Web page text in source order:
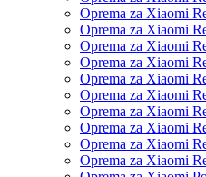
Oprema za Xiaomi
Oprema za Xiaomi
Oprema za Xiaomi
Oprema za Xiaomi
Oprema za Xiaomi
Oprema za Xiaomi
Oprema za Xiaomi
Oprema za Xiaomi
Oprema za Xiaomi
Oprema za Xiaomi